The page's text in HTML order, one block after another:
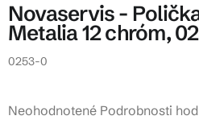
Novaservis -
Metalia 12 chróm,
0253-0
Priemerné
Neohodnotené Podrobnosti